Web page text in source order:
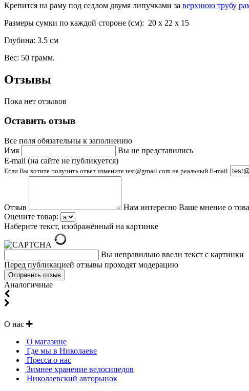
Крепится на раму под седлом двумя липучками за верхнюю трубу
Размеры сумки по каждой стороне (см): 20 х 22 х 15
Глубина: 3.5 см
Вес: 50 грамм.
Отзывы
Пока нет отзывов
Оставить отзыв
Все поля обязательны к заполнению
Имя
Вы не представились
E-mail (на сайте не публикуется)
Если Вы хотите получить ответ измените test@gmail.com на реальный E-mail
Отзыв
Нам интересно Ваше мнение о
Оцените товар:
Наберите текст, изображённый на картинке
Вы неправильно ввели текст с картинки
Перед публикацией отзывы проходят модерацию
Аналогичные
О нас
О магазине
Где мы в Николаеве
Пресса о нас
Зимнее хранение велосипедов
Николаевский авторынок